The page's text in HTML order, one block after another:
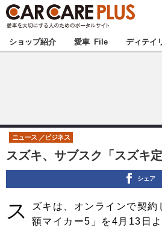
★カーケ
甲信越
ショップ紹介 愛車 File ディテイ
スズキ、サブスク「スズキ
ニュース ビジネス
シェア
ス
ズキは、オンラインで契
額マイカー5」を4月13日よ